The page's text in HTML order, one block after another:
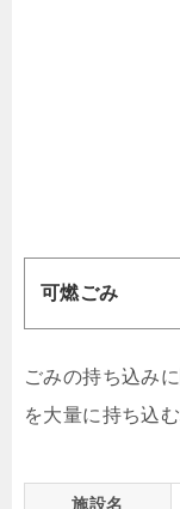
可燃ごみ
ごみの持ち込み
を大量に持ち込
施設名